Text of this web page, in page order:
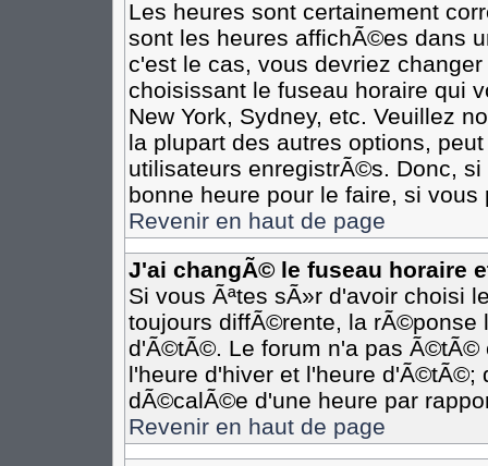
Les heures sont certainement
sont les heures affichÃ©es dans
c'est le cas, vous devriez
choisissant le fuseau horaire qui
New York, Sydney, etc. Veuillez
la plupart des autres options,
utilisateurs enregistrÃ©s. Donc,
bonne heure pour le faire, si
Revenir en haut de page
J'ai changÃ© le fuseau horaire
Si vous Ãªtes sÃ»r d'avoir choisi
toujours diffÃ©rente, la
d'Ã©tÃ©. Le forum n'a pas Ã©tÃ©
l'heure d'hiver et l'heure
dÃ©calÃ©e d'une heure par
Revenir en haut de page